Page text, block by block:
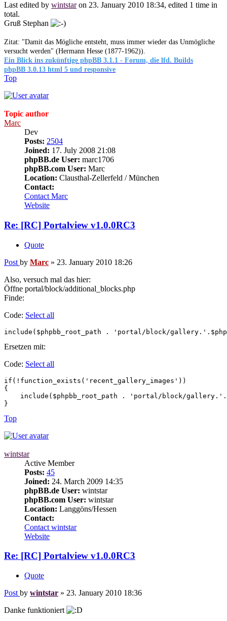
Last edited by wintstaron 23. January 2010 18:34, edited 1 time in
total.
Gruß Stephan
Zitat: "Damit das Mögliche entsteht, muss immer wieder das Unmögliche
versucht werden" (Hermann Hesse (1877-1962)).
Ein Blick ins zukünftige phpBB 3.1.1 - Forum, die lfd. Builds
phpBB 3.0.13 html 5 und responsive
Top
Topic author
Marc
Dev
Posts: 2504
Joined: 17. July 2008 21:08
phpBB.de User: marc1706
phpBB.com User: Marc
Location: Clausthal-Zellerfeld / München
Contact:
Contact Marc
Website
Re: [RC] Portalview v1.0.0RC3
Quote
Post by Marc » 23. January 2010 18:26
Also, versuch mal das hier:
Öffne portal/block/additional_blocks.php
Finde:
Code: Select all
include($phpbb_root_path . 'portal/block/
Ersetzen mit:
Code: Select all
if(!function_exists('recent_gallery_images'))
{
include($phpbb_root_path . 'portal/block/
}
Top
wintstar
Active Member
Posts: 45
Joined: 24. March 2009 14:35
phpBB.de User: wintstar
phpBB.com User: wintstar
Location: Langgöns/Hessen
Contact:
Contact wintstar
Website
Re: [RC] Portalview v1.0.0RC3
Quote
Post by wintstar » 23. January 2010 18:36
Danke funktioniert